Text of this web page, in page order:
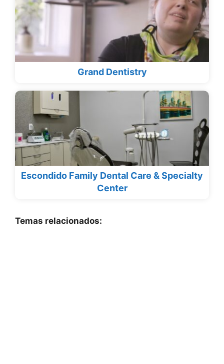
Grand Dentistry
Escondido Family Dental Care & Specialty
Center
Temas relacionados: